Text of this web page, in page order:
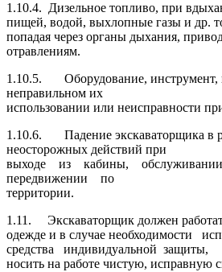
1.10.4. Дизельное топливо, при
пищей, водой, выхлопные газы и др.
попадая через органы дыхания,
отравлениям.
1.10.5. Оборудование, инструмент,
неправильном их
использовании или неисправности
1.10.6. Падение экскаваторщика в
неосторожных действий при
выходе из кабины,
передвижении по
территории.
1.11.
Экскаваторщик должен
одежде и в случае необходимости
средства индивидуальной защиты,
носить на работе чистую, исправную